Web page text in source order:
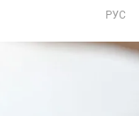
РУС